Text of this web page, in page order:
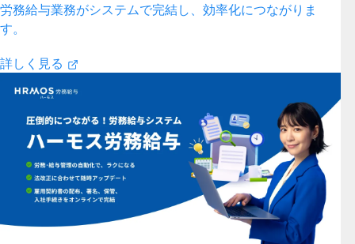
労務給与業務がシステムで完結し、効率化につながりま
す。
詳しく見る